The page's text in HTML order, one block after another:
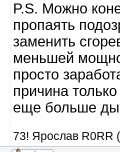
P.S. Можно
пропаять
заменить
меньшей
просто
причина
еще больше
73! Ярослав R0RR